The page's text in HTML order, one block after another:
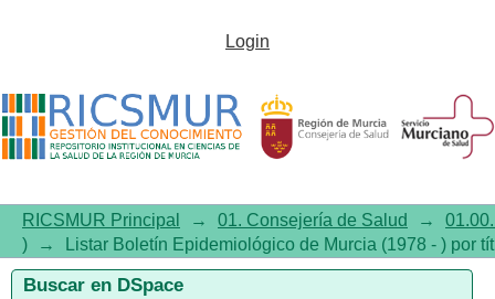
Listar Boletín Epidemiológico
Login
RICSMUR Principal → 01. Consejería de Salud →
)
→ Listar Boletín Epidemiológico de Murcia (1978 - ) por
Buscar en DSpace